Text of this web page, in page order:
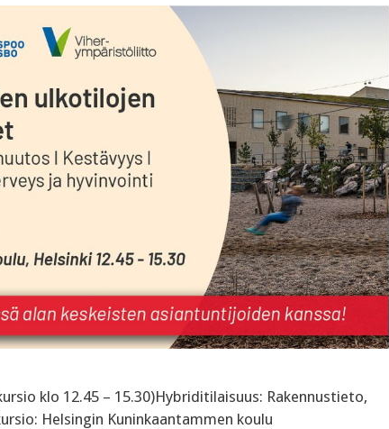
klo 12.45 – 15.30)Hybriditilaisuus: Rakennustieto,
Helsingin Kuninkaantammen koulu